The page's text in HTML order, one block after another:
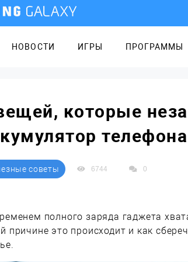
НОВОСТИ ИГРЫ ПРОГРАММЫ
которые
телефона
советы 6744 0
полного заряда гаджета
причине это происходит и как